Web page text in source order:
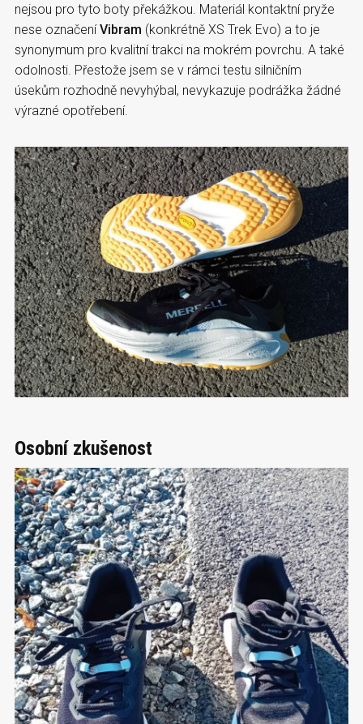
nejsou pro tyto boty překážkou. Materiál kontaktní pryže
nese označeníVibram (konkrétně XS Trek Evo) a to je
synonymum pro kvalitní trakci na mokrém povrchu. A také
odolnosti. Přestože jsem se v rámci testu silničním
úsekům rozhodně nevyhýbal, nevykazuje podrážka žádné
výrazné opotřebení.
Osobní zkušenost